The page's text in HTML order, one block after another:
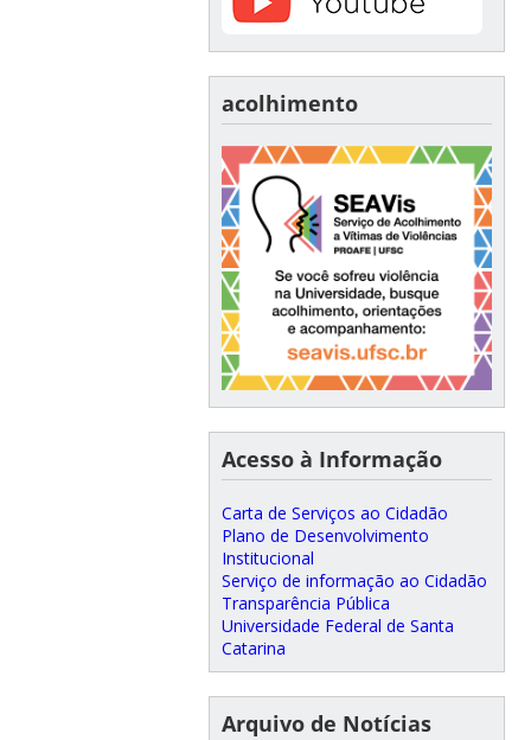
acolhimento
Acesso à Informação
Carta de Serviços ao Cidadão
Plano de Desenvolvimento
Institucional
Serviço de informação ao Cidadão
Transparência Pública
Universidade Federal de Santa
Catarina
Arquivo de Notícias